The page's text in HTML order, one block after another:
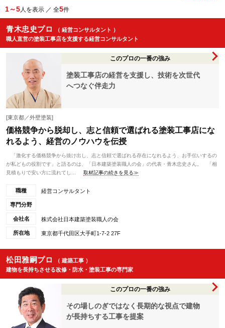
1～5人を表示 ／ 全5件
青木忠史プロ
（ 経営コンサルタント ）
職人直営の塗装工事店を支援する経営コンサルタント
このプロの一番の強み
塗装工事店の経営を支援し、技術を次世代
へつなぐ伴走力
[東京都／外壁塗装]
価格競争から脱却し、志と信頼で選ばれる塗装工事店にな
れるよう、経営のノウハウを伝授
「激化する価格競争から抜け出し、志と信頼で選ばれる存在になれるよう、お手伝いするの
が私どもの役割です」と語るのは、「日本建築塗装職人の会」の代表・青木忠史さん。 「相
見積もりで安い方に流れてし...
取材記事の続きを見る≫
職種 経営コンサルタント
専門分野
会社名 株式会社日本建築塗装職人の会
所在地 東京都千代田区大手町1-7-2 27F
松田雅嗣プロ
（ 建築工事 ）
建物を長持ちさせる改修・防水・塗装工事の専門家
このプロの一番の強み
その場しのぎではなく長期的な視点で建物
が長持ちする工事を提案